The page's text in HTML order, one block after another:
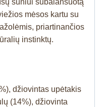
mėsos kartu su
priartinančios
instinktų.
džiovintas upėtakis
(14%), džiovinta